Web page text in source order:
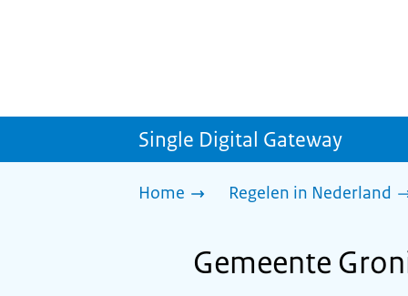
Single Digital Gateway
Home Regelen in Nederland
Gemeente